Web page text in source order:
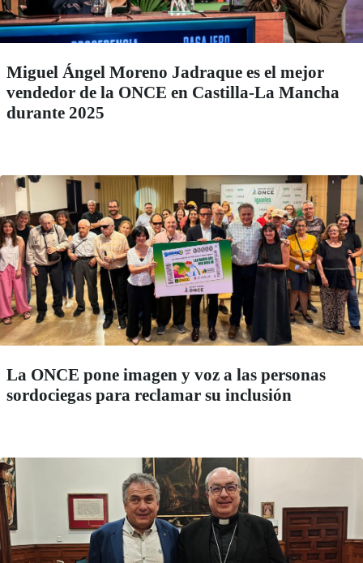
Miguel Ángel Moreno Jadraque es el mejor
vendedor de la ONCE en Castilla-La Mancha
durante 2025
La ONCE pone imagen y voz a las personas
sordociegas para reclamar su inclusión